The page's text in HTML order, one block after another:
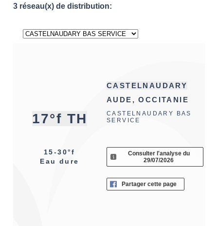
3 réseau(x) de distribution:
17°f TH
15-30°f
Eau dure
CASTELNAUDARY
AUDE, OCCITANIE
CASTELNAUDARY BAS
SERVICE
Consulter l'analyse du
29/07/2026
Partager cette page